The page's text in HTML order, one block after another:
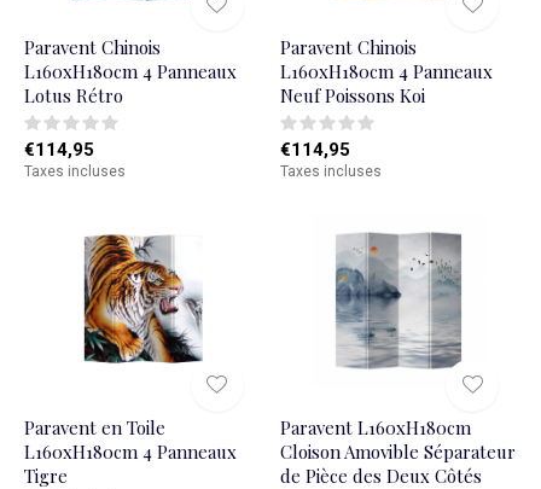
Paravent Chinois
L160xH180cm 4 Panneaux
Lotus Rétro
€114,95
Taxes incluses
Paravent Chinois
L160xH180cm 4 Panneaux
Neuf Poissons Koi
€114,95
Taxes incluses
Paravent en Toile
L160xH180cm 4 Panneaux
Tigre
Paravent L160xH180cm
Cloison Amovible Séparateur
de Pièce des Deux Côtés